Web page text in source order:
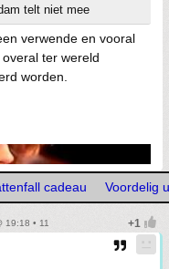
telt niet mee
verwende en vooral
ter wereld
worden.
cadeau Voordelig
19:18 • 11